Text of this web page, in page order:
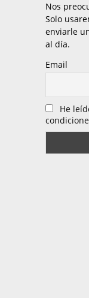
Nos
Solo
enviarle
al día.
Email
He